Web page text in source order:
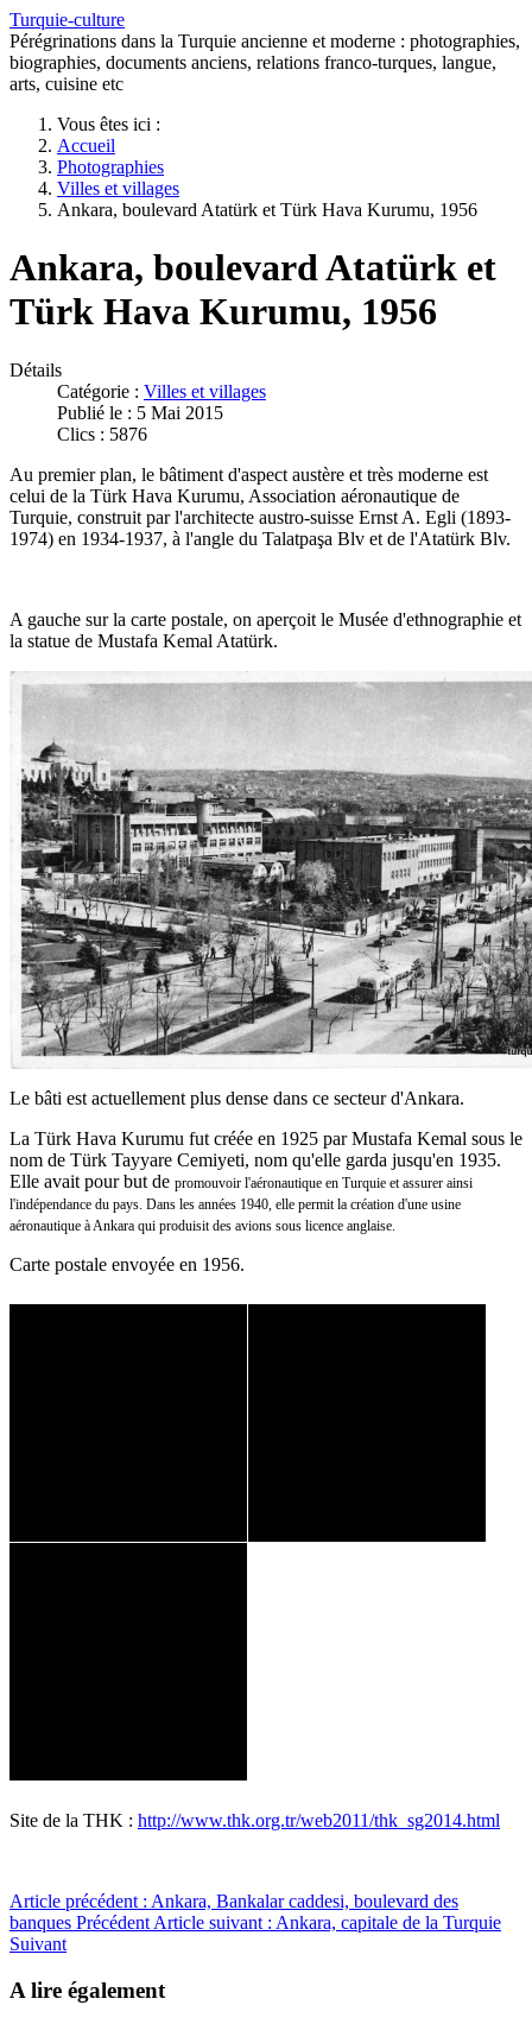
Turquie-culture
Pérégrinations dans la Turquie ancienne et moderne : photographies,
biographies, documents anciens, relations franco-turques, langue,
arts, cuisine etc
Vous êtes ici :
Accueil
Photographies
Villes et villages
Ankara, boulevard Atatürk et Türk Hava Kurumu, 1956
Ankara, boulevard Atatürk et
Türk Hava Kurumu, 1956
Détails
Catégorie : Villes et villages
Publié le : 5 Mai 2015
Clics : 5876
Au premier plan, le bâtiment d'aspect austère et très moderne est
celui de la Türk Hava Kurumu, Association aéronautique de
Turquie, construit par l'architecte austro-suisse Ernst A. Egli (1893-
1974) en 1934-1937, à l'angle du Talatpaşa Blv et de l'Atatürk Blv.
A gauche sur la carte postale, on aperçoit le Musée d'ethnographie et
la statue de Mustafa Kemal Atatürk.
Le bâti est actuellement plus dense dans ce secteur d'Ankara.
La Türk Hava Kurumu fut créée en 1925 par Mustafa Kemal sous le
nom de Türk Tayyare Cemiyeti, nom qu'elle garda jusqu'en 1935.
Elle avait pour but de promouvoir l'aéronautique en Turquie et assurer ainsi
l'indépendance du pays. Dans les années 1940, elle permit la création d'une usine
aéronautique à Ankara qui produisit des avions sous licence anglaise.
Carte postale envoyée en 1956.
Site de la THK : http://www.thk.org.tr/web2011/thk_sg2014.html
Article précédent : Ankara, Bankalar caddesi, boulevard des
banques Précédent Article suivant : Ankara, capitale de la Turquie
Suivant
A lire également